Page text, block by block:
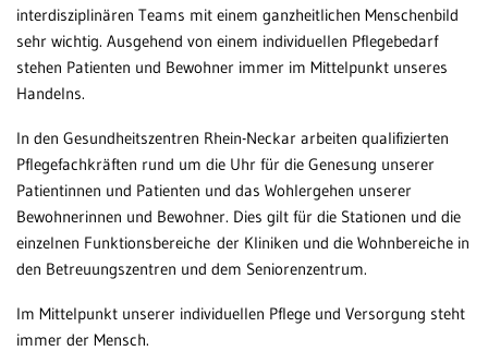
Der Verbund
Medizinische
Fachzentren
Medizinische
Themenseiten
Veranstaltungen
Patientenportal
Karriere
Barrierefreiheit
interdisziplinären Teams mit einem ganzheitlichen Menschenbild
sehr wichtig. Ausgehend von einem individuellen Pflegebedarf
stehen Patienten und Bewohner immer im Mittelpunkt unseres
Handelns.
In den Gesundheitszentren Rhein-Neckar arbeiten qualifizierten
Pflegefachkräften rund um die Uhr für die Genesung unserer
Patientinnen und Patienten und das Wohlergehen unserer
Bewohnerinnen und Bewohner. Dies gilt für die Stationen und die
einzelnen Funktionsbereiche der Kliniken und die Wohnbereiche in
den Betreuungszentren und dem Seniorenzentrum.
Im Mittelpunkt unserer individuellen Pflege und Versorgung steht
immer der Mensch.